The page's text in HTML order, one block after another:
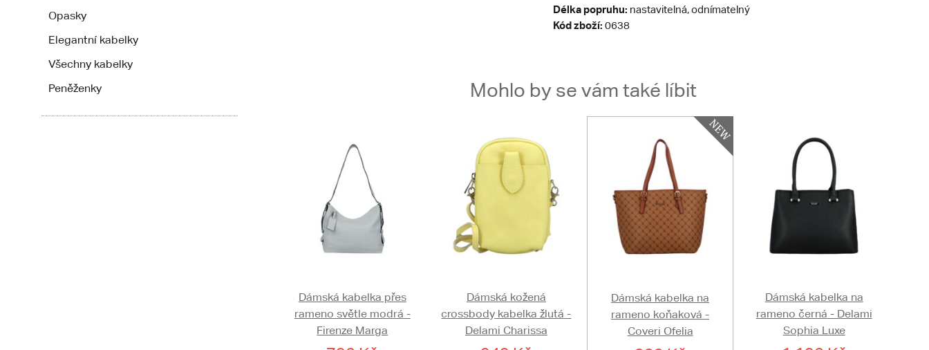
Opasky
Elegantní kabelky
Všechny kabelky
Peněženky
Délka popruhu: nastavitelná, odnímatelný
Kód zboží: 0638
Mohlo by se vám také líbit
Dámská kabelka přes
rameno světle modrá -
Firenze Marga
Dámská kožená
crossbody kabelka žlutá -
Delami Charissa
Dámská kabelka na
rameno koňaková -
Coveri Ofelia
Dámská kabelka na
rameno černá - Delami
Sophia Luxe